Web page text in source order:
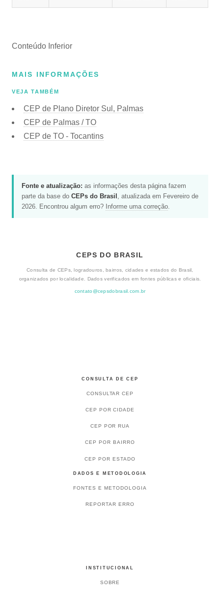
Conteúdo Inferior
MAIS INFORMAÇÕES
VEJA TAMBÉM
CEP de Plano Diretor Sul, Palmas
CEP de Palmas / TO
CEP de TO - Tocantins
Fonte e atualização: as informações desta página fazem
parte da base do CEPs do Brasil , atualizada em Fevereiro de
2026. Encontrou algum erro? Informe uma correção.
CEPS DO BRASIL
Consulta de CEPs, logradouros, bairros, cidades e estados do Brasil,
organizados por localidade. Dados verificados em fontes públicas e oficiais.
contato@cepsdobrasil.com.br
CONSULTA DE CEP
CONSULTAR CEP
CEP POR CIDADE
CEP POR RUA
CEP POR BAIRRO
CEP POR ESTADO
DADOS E METODOLOGIA
FONTES E METODOLOGIA
REPORTAR ERRO
INSTITUCIONAL
SOBRE